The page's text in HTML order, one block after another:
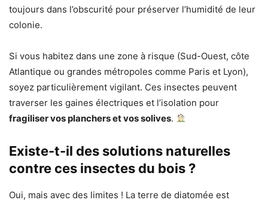
toujours dans l’obscurité pour préserver l’humidité de leur
colonie.
Si vous habitez dans une zone à risque (Sud-Ouest, côte
Atlantique ou grandes métropoles comme Paris et Lyon),
soyez particulièrement vigilant. Ces insectes peuvent
traverser les gaines électriques et l’isolation pour
fragiliser vos planchers et vos solives.
Existe-t-il des solutions naturelles
contre ces insectes du bois ?
Oui, mais avec des limites ! La terre de diatomée est